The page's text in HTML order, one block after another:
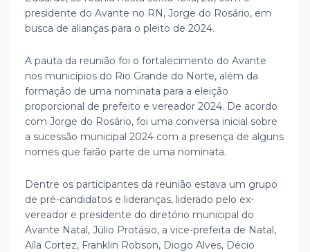
presidente do Avante no RN, Jorge do Rosário, em
busca de alianças para o pleito de 2024.
A pauta da reunião foi o fortalecimento do Avante
nos municípios do Rio Grande do Norte, além da
formação de uma nominata para a eleição
proporcional de prefeito e vereador 2024. De acordo
com Jorge do Rosário, foi uma conversa inicial sobre
a sucessão municipal 2024 com a presença de alguns
nomes que farão parte de uma nominata.
Dentre os participantes da reunião estava um grupo
de pré-candidatos e lideranças, liderado pelo ex-
vereador e presidente do diretório municipal do
Avante Natal, Júlio Protásio, a vice-prefeita de Natal,
Aíla Cortez, Franklin Robson, Diogo Alves, Décio